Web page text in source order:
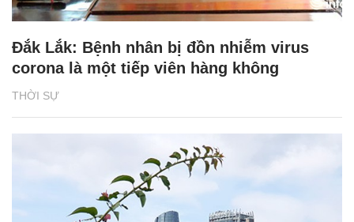
THỜI SỰ
Đắk Lắk: Bệnh nhân bị đồn nhiễm virus
corona là một tiếp viên hàng không